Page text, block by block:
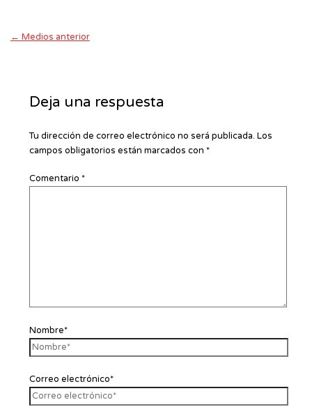
← Medios anterior
Deja una respuesta
Tu dirección de correo electrónico no será publicada. Los
campos obligatorios están marcados con *
Comentario *
Nombre*
Correo electrónico*